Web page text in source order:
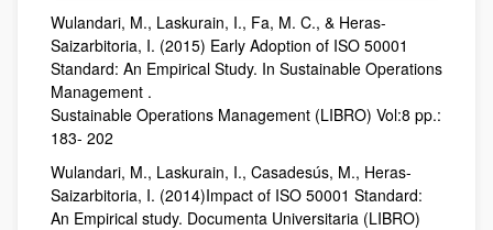
Wulandari, M., Laskurain, I., Fa, M. C., & Heras-
Saizarbitoria, I. (2015) Early Adoption of ISO 50001
Standard: An Empirical Study. In Sustainable Operations
Management .
Sustainable Operations Management (LIBRO) Vol:8 pp.:
183- 202
Wulandari, M., Laskurain, I., Casadesús, M., Heras-
Saizarbitoria, I. (2014)Impact of ISO 50001 Standard:
An Empirical study. Documenta Universitaria (LIBRO)